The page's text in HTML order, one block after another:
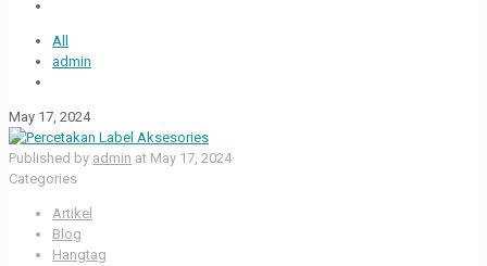
All
admin
May 17, 2024
Published by admin at May 17, 2024
Categories
Artikel
Blog
Hangtag